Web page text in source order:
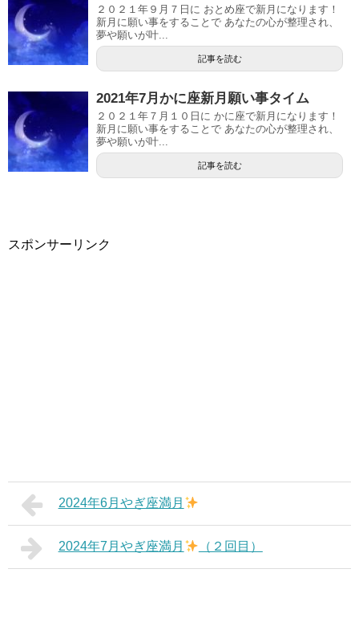
２０２１年９月７日に おとめ座で新月になります！
新月に願い事をすることで あなたの心が整理され、
夢や願いが叶...
記事を読む
2021年7月かに座新月願い事タイム
２０２１年７月１０日に かに座で新月になります！
新月に願い事をすることで あなたの心が整理され、
夢や願いが叶...
記事を読む
スポンサーリンク
2024年6月やぎ座満月
2024年7月やぎ座満月 （２回目）